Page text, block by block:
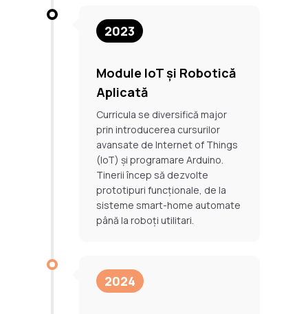
2023
Module IoT și Robotică
Aplicată
Curricula se diversifică major
prin introducerea cursurilor
avansate de Internet of Things
(IoT) și programare Arduino.
Tinerii încep să dezvolte
prototipuri funcționale, de la
sisteme smart-home automate
până la roboți utilitari.
2024